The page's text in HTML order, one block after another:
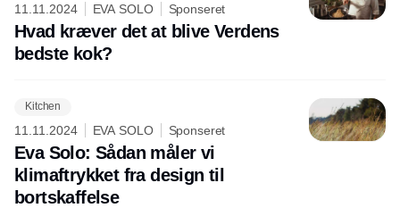
11.11.2024 EVA SOLO Sponseret
Hvad kræver det at blive Verdens
bedste kok?
Kitchen
11.11.2024 EVA SOLO Sponseret
Eva Solo: Sådan måler vi
klimaftrykket fra design til
bortskaffelse